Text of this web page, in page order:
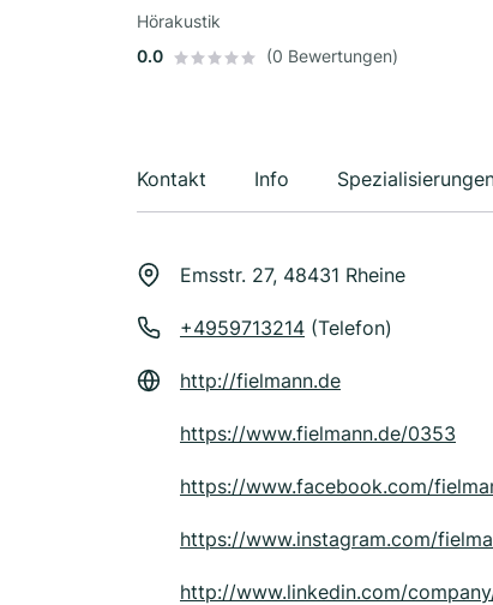
Hörakustik
0.0
(0 Bewertungen)
Kontakt Info
Emsstr. 27, 48431 Rheine
+4959713214 (Telefon)
http://fielmann.de
https://www.fielmann.de/0353
https://www.facebook.com/
https://www.instagram.com/
http://www.linkedin.com/